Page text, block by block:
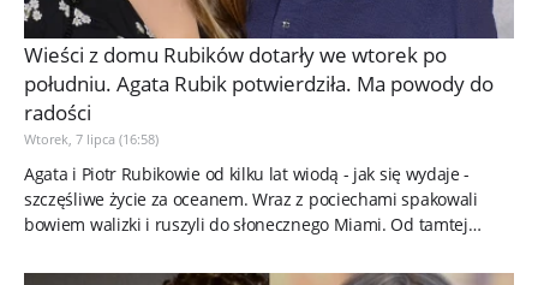
Wieści z domu Rubików dotarły we wtorek po
południu. Agata Rubik potwierdziła. Ma powody do
radości
Wtorek, 7 lipca (16:58)
Agata i Piotr Rubikowie od kilku lat wiodą - jak się wydaje -
szczęśliwe życie za oceanem. Wraz z pociechami spakowali
bowiem walizki i ruszyli do słonecznego Miami. Od tamtej